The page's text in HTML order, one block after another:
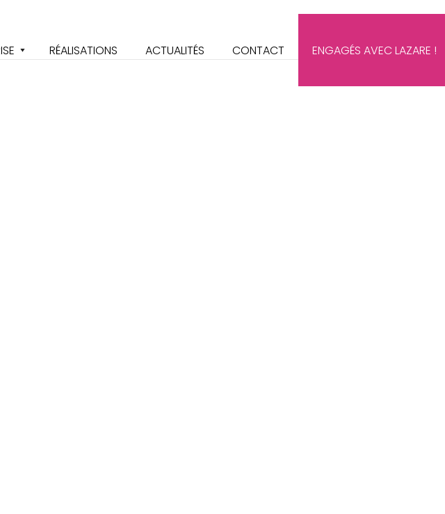
RÉALISATIONS ACTUALITÉS CONTACT ENGAGÉS AVEC LAZARE !